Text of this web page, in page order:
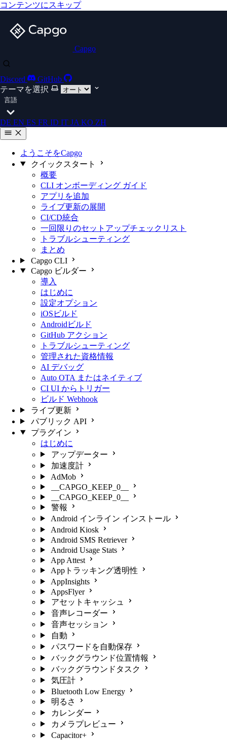
コンテンツにスキップ
Capgo
Discord
GitHub
テーマを選択
言語
DE EN ES FR ID IT JA KO ZH
ようこそをCapgo
クイックスタート
概要
CLI オンボーディング ガイド
アプリを追加
ライブ更新の展開
CI/CD統合
一回限りのセットアップチェックリスト
トラブルシューティング
まとめ
Capgo CLI
Capgo ビルダー
導入
はじめに
設定オプション
iOSビルド
Androidビルド
GitHub アクション
トラブルシューティング
管理された資格情報
AI デバッグ
Auto OTA またはネイティブ
CI UI からトリガー
ビルド Webhook
ライブ更新
パブリック API
プラグイン
はじめに
アップデーター
加速度計
AdMob
__CAPGO_KEEP_0__
__CAPGO_KEEP_0__
警報
Android インライン インストール
Android Kiosk
Android SMS Retriever
Android Usage Stats
App Attest
Appトラッキング透明性
AppInsights
AppsFlyer
アセットキャッシュ
音声レコーダー
音声セッション
自動
パスワードを自動保存
バックグラウンド位置情報
バックグラウンドタスク
気圧計
Bluetooth Low Energy
明るさ
カレンダー
カメラプレビュー
Capacitor+